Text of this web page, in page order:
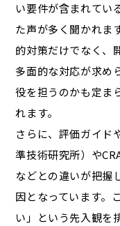
い要件が含まれてい
た声が多く聞かれま
的対策だけでなく、
多面的な対応が求め
役を担うのかも定ま
れます。
さらに、評価ガイド
準技術研究所）や
などとの違いが把握
因となっています。
い」という先入観を